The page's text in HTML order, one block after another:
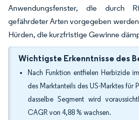
Anwendungsfenster, die durch
gefährdeter Arten vorgegeben
Hürden, die kurzfristige Gewinne
Wichtigste Erkenntnisse des
Nach Funktion entfielen Herbizide
des Marktanteils des US-Marktes für
dasselbe Segment wird
CAGR von 4,88 % wachsen.